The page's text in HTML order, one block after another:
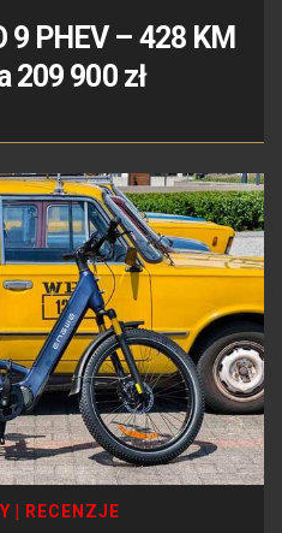
9 PHEV – 428 KM
209 900 zł
RECENZJE